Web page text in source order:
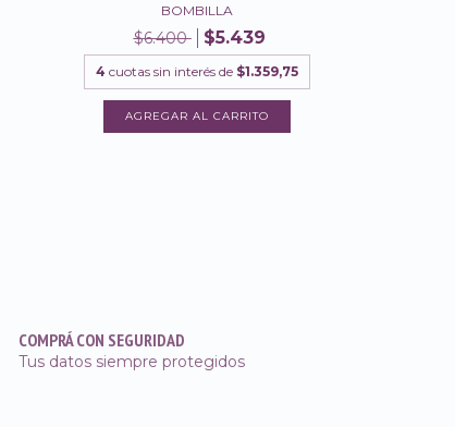
BOMBILLA
$6.400 $5.439
4 cuotas sin interés de $1.359,75
COMPRÁ CON SEGURIDAD
Tus datos siempre protegidos